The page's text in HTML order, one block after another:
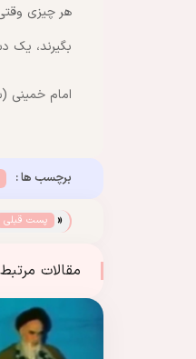
هر چیزی
بگیرند، یک
امام خمینی (س)؛ 08
برچسب ها :
« پست قبلی
مقالات مرتبط